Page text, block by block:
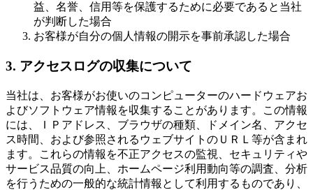
益、名誉、信用等を保護するために必要であると当社
が判断した場合
お客様が自分の個人情報の開示を事前承認した場合
3. アクセスログの収集について
当社は、お客様がお使いのコンピューターのハードウェアお
よびソフトウェア情報を収集することがあります。この情報
には、ＩＰアドレス、ブラウザの種類、ドメイン名、アクセ
ス時間、および参照されるウェブサイトのＵＲＬ等が含まれ
ます。これらの情報を不正アクセスの監視、セキュリティや
サービス品質の向上、ホームページ利用動向等の調査、分析
を行うための一般的な統計情報として利用するものであり、